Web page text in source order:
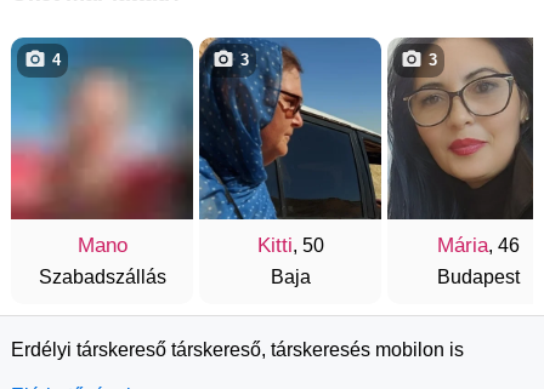
Mano
Szabadszállás
4
Kitti, 50
Baja
3
Mária, 46
Budapest
3
Erdélyi társkereső társkereső, társkeresés mobilon is